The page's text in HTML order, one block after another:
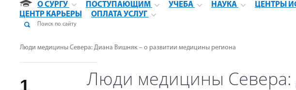
О СУРГУ ПОСТУПАЮЩИМ УЧЕБА НАУКА ЦЕНТРЫ
ЦЕНТР КАРЬЕРЫ
ОПЛАТА УСЛУГ
Люди медицины Севера: Диана Вишняк – о развитии медицины региона
1
Люди медицины